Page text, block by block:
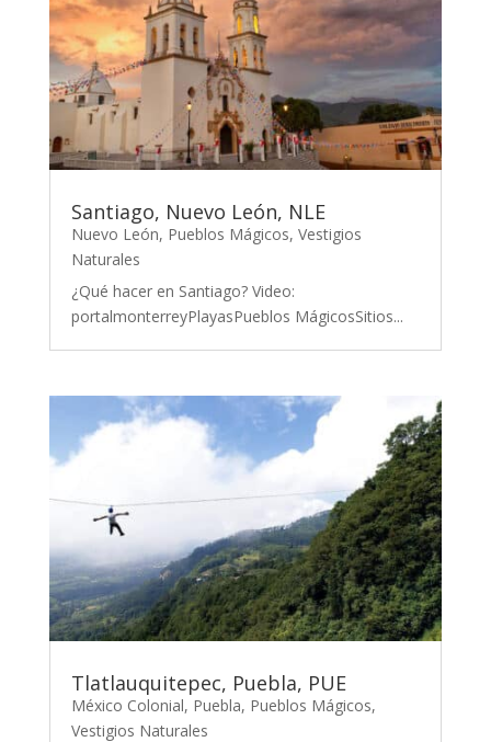
Santiago, Nuevo León, NLE
Nuevo León, Pueblos Mágicos, Vestigios
Naturales
¿Qué hacer en Santiago? Video:
portalmonterreyPlayasPueblos MágicosSitios...
Tlatlauquitepec, Puebla, PUE
México Colonial, Puebla, Pueblos Mágicos,
Vestigios Naturales